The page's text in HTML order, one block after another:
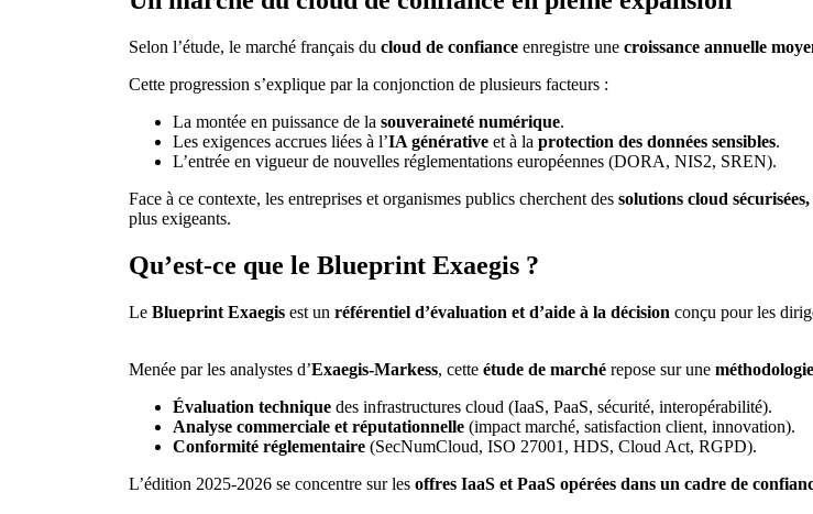
Selon l’étude, le marché français du cloud de confiance enregistre une croissance annuelle
Cette progression s’explique par la conjonction de plusieurs facteurs :
La montée en puissance de la souveraineté numérique.
Les exigences accrues liées à l’IA générative et à la protection des données sensibles.
L’entrée en vigueur de nouvelles réglementations européennes (DORA, NIS2, SREN).
Face à ce contexte, les entreprises et organismes publics cherchent des solutions cloud
plus exigeants.
Qu’est-ce que le Blueprint Exaegis ?
Le Blueprint Exaegis est un référentiel d’évaluation et d’aide à la décision conçu pour les
Menée par les analystes d’Exaegis-Markess, cette étude de marché repose sur une
Évaluation technique des infrastructures cloud (IaaS, PaaS, sécurité, interopérabilité).
Analyse commerciale et réputationnelle (impact marché, satisfaction client, innovation).
Conformité réglementaire (SecNumCloud, ISO 27001, HDS, Cloud Act, RGPD).
L’édition 2025-2026 se concentre sur les offres IaaS et PaaS opérées dans un cadre de